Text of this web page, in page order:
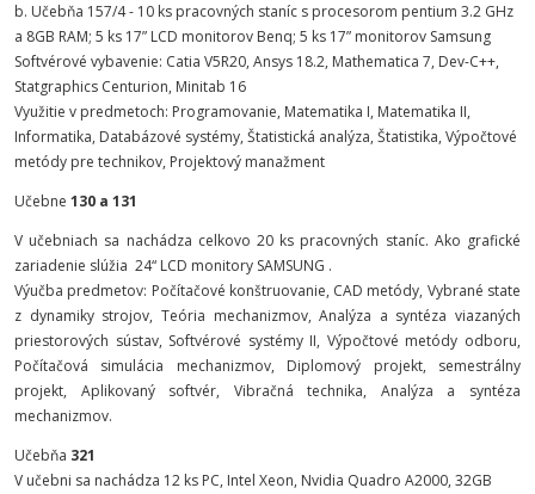
b. Učebňa 157/4 - 10 ks pracovných staníc s procesorom pentium 3.2 GHz
a 8GB RAM; 5 ks 17” LCD monitorov Benq; 5 ks 17” monitorov Samsung
Softvérové vybavenie: Catia V5R20, Ansys 18.2, Mathematica 7, Dev-C++,
Statgraphics Centurion, Minitab 16
Využitie v predmetoch: Programovanie, Matematika I, Matematika II,
Informatika, Databázové systémy, Štatistická analýza, Štatistika, Výpočtové
metódy pre technikov, Projektový manažment
Učebne 130 a 131
V učebniach sa nachádza celkovo 20 ks pracovných staníc. Ako grafické
zariadenie slúžia 24“ LCD monitory SAMSUNG .
Výučba predmetov: Počítačové konštruovanie, CAD metódy, Vybrané state
z dynamiky strojov, Teória mechanizmov, Analýza a syntéza viazaných
priestorových sústav, Softvérové systémy II, Výpočtové metódy odboru,
Počítačová simulácia mechanizmov, Diplomový projekt, semestrálny
projekt, Aplikovaný softvér, Vibračná technika, Analýza a syntéza
mechanizmov.
Učebňa 321
V učebni sa nachádza 12 ks PC, Intel Xeon, Nvidia Quadro A2000, 32GB